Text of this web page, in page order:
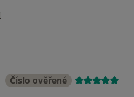
Váš účet byl odstraněn
Číslo ověřené